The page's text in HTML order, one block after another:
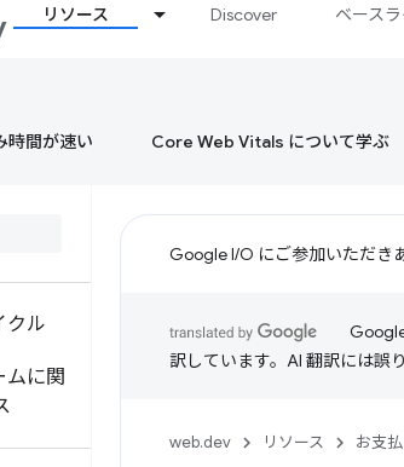
リソース Discover ベース
時間が速い Core Web Vitals について学ぶ
クル
ムに関
Google I/O にご参加いただき
訳しています。AI 翻訳には誤
web.dev リソース お支